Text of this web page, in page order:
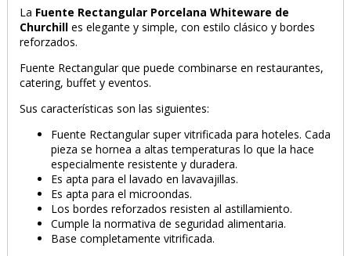
PRODUCTO AÑADIDO AL CARRITO
La Fuente Rectangular Porcelana Whiteware de
Churchill es elegante y simple, con estilo clásico y bordes
reforzados.
Fuente Rectangular que puede combinarse en restaurantes,
catering, buffet y eventos.
Sus características son las siguientes:
Fuente Rectangular super vitrificada para hoteles. Cada
pieza se hornea a altas temperaturas lo que la hace
especialmente resistente y duradera.
Es apta para el lavado en lavavajillas.
Es apta para el microondas.
Los bordes reforzados resisten al astillamiento.
Cumple la normativa de seguridad alimentaria.
Base completamente vitrificada.